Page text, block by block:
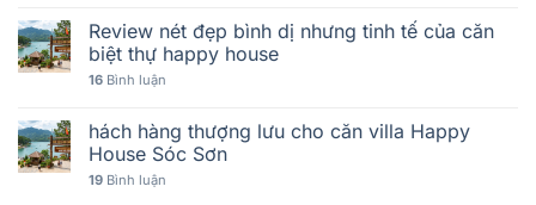
Review nét đẹp bình dị nhưng tinh tế của căn
biệt thự happy house
16 Bình luận
hách hàng thượng lưu cho căn villa Happy
House Sóc Sơn
19 Bình luận